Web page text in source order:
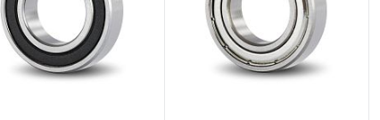
В избранное
В наличии
В избранное
В наличии